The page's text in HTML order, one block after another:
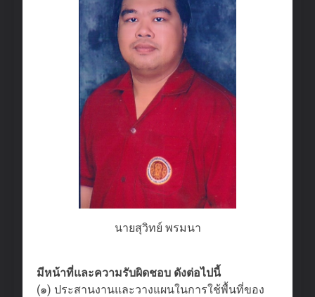
นายสุวิทย์ พรมนา
มีหน้าที่และความรับผิดชอบ ดังต่อไปนี้
(๑) ประสานงานและวางแผนในการใช้พื้นที่ของ